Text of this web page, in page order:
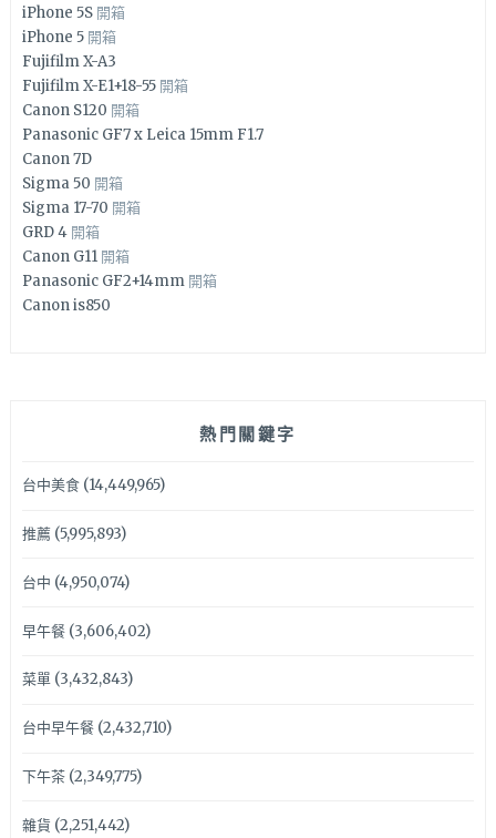
iPhone 5S 開箱
iPhone 5 開箱
Fujifilm X-A3
Fujifilm X-E1+18-55 開箱
Canon S120 開箱
Panasonic GF7 x Leica 15mm F1.7
Canon 7D
Sigma 50 開箱
Sigma 17-70 開箱
GRD 4 開箱
Canon G11 開箱
Panasonic GF2+14mm 開箱
Canon is850
熱門關鍵字
台中美食(14,449,965)
推薦(5,995,893)
台中 (4,950,074)
早午餐(3,606,402)
菜單(3,432,843)
台中早午餐(2,432,710)
下午茶(2,349,775)
雜貨 (2,251,442)